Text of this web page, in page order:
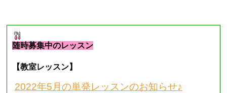
随時募集中のレッスン
【教室レッスン】
2022年5月の単発レッスンのお知らせ♪